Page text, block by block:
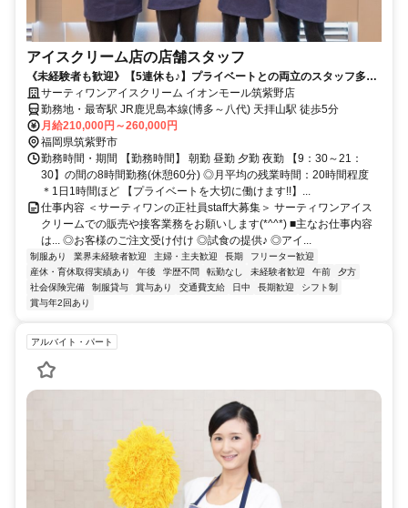
アイスクリーム店の店舗スタッフ
《未経験者も歓迎》【5連休も♪】プライベートとの両立のスタッフ多数
活躍！◎髪色自由♪
サーティワンアイスクリーム イオンモール筑紫野店
勤務地・最寄駅 JR鹿児島本線(博多～八代) 天拝山駅 徒歩5分
月給210,000円～260,000円
福岡県筑紫野市
勤務時間・期間 【勤務時間】 朝勤 昼勤 夕勤 夜勤 【9：30～21：
30】の間の8時間勤務(休憩60分) ◎月平均の残業時間：20時間程度
＊1日1時間ほど 【プライベートを大切に働けます!!】...
仕事内容 ＜サーティワンの正社員staff大募集＞ サーティワンアイス
クリームでの販売や接客業務をお願いします(*^^*) ■主なお仕事内容
は... ◎お客様のご注文受け付け ◎試食の提供♪ ◎アイ...
制服あり 業界未経験者歓迎 主婦・主夫歓迎 長期
フリーター歓迎
産休・育休取得実績あり
午後 学歴不問 転勤なし 未経験者歓迎 午前
夕方
社会保険完備
制服貸与 賞与あり 交通費支給 日中 長期歓迎
シフト制
賞与年2回あり
アルバイト・パート